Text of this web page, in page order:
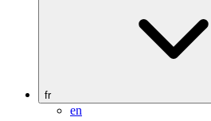
fr
en